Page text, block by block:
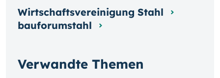
Verwandte Themen
Wirtschaftsvereinigung Stahl
bauforumstahl